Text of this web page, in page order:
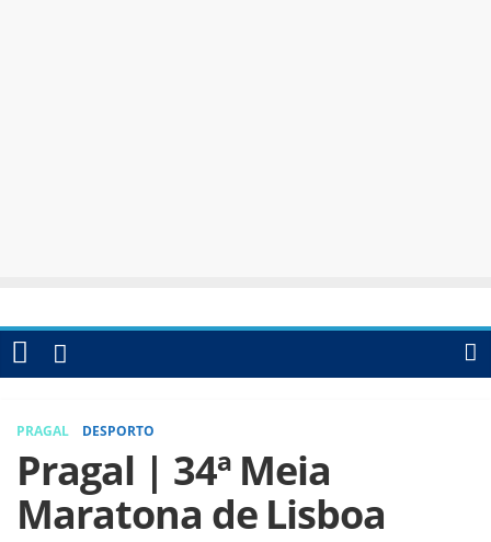
PRAGAL DESPORTO
Pragal | 34ª Meia
Maratona de Lisboa